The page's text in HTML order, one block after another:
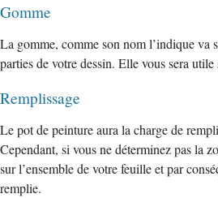
Gomme
La gomme, comme son nom l’indique va
parties de votre dessin. Elle vous sera
Remplissage
Le pot de peinture aura la charge de
Cependant, si vous ne déterminez pas la
sur l’ensemble de votre feuille et par
remplie.